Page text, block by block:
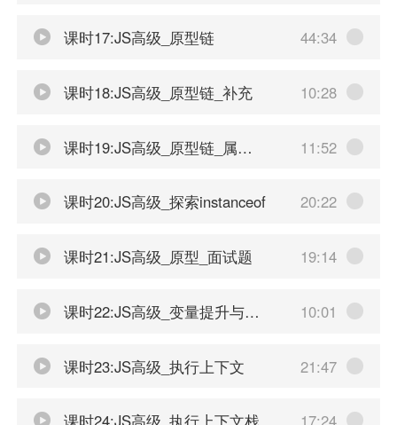
课时17:JS高级_原型链 44:34
课时18:JS高级_原型链_补充 10:28
课时19:JS高级_原型链_属性问题 11:52
课时20:JS高级_探索instanceof 20:22
课时21:JS高级_原型_面试题 19:14
课时22:JS高级_变量提升与函数提升 10:01
课时23:JS高级_执行上下文 21:47